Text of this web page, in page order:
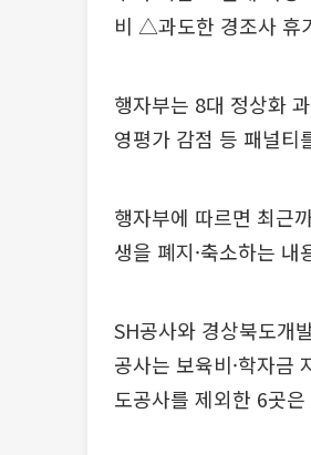
비 △과도한 경조사 휴
행자부는 8대 정상화
영평가 감점 등 패널티
행자부에 따르면 최근
생을 폐지·축소하는
SH공사와 경상북도개
공사는 보육비·학자금
도공사를 제외한 6곳